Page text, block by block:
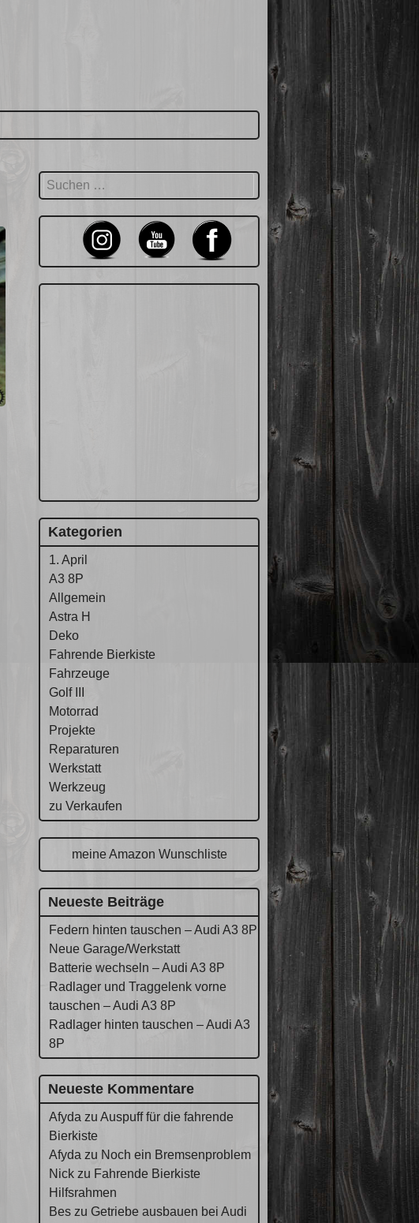
Suchen
nach:
Kategorien
1. April
A3 8P
Allgemein
Astra H
Deko
Fahrende Bierkiste
Fahrzeuge
Golf III
Motorrad
Projekte
Reparaturen
Werkstatt
Werkzeug
zu Verkaufen
meine Amazon Wunschliste
Neueste Beiträge
Federn hinten tauschen – Audi A3 8P
Neue Garage/Werkstatt
Batterie wechseln – Audi A3 8P
Radlager und Traggelenk vorne
tauschen – Audi A3 8P
Radlager hinten tauschen – Audi A3
8P
Neueste Kommentare
Afyda zu Auspuff für die fahrende
Bierkiste
Afyda zu Noch ein Bremsenproblem
Nick zu Fahrende Bierkiste
Hilfsrahmen
Bes zu Getriebe ausbauen bei Audi